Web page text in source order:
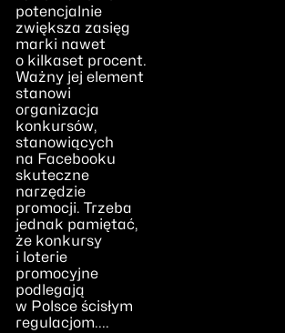
potencjalnie
zwiększa zasięg
marki nawet
o kilkaset procent.
Ważny jej element
stanowi
organizacja
konkursów,
stanowiących
na Facebooku
skuteczne
narzędzie
promocji. Trzeba
jednak pamiętać,
że konkursy
i loterie
promocyjne
podlegają
w Polsce ścisłym
regulacjom....